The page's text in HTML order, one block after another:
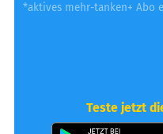
*aktives mehr-tanken+ Abo
Teste jetzt